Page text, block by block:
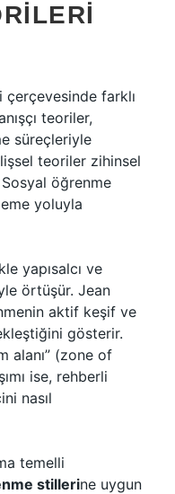
farklı
teoriler,
süreçleriyle
teoriler zihinsel
öğrenme
yoluyla
yapısalcı ve
örtüşür. Jean
aktif keşif ve
gösterir.
alanı” (zone of
ise, rehberli
nasıl
temelli
stillerine uygun